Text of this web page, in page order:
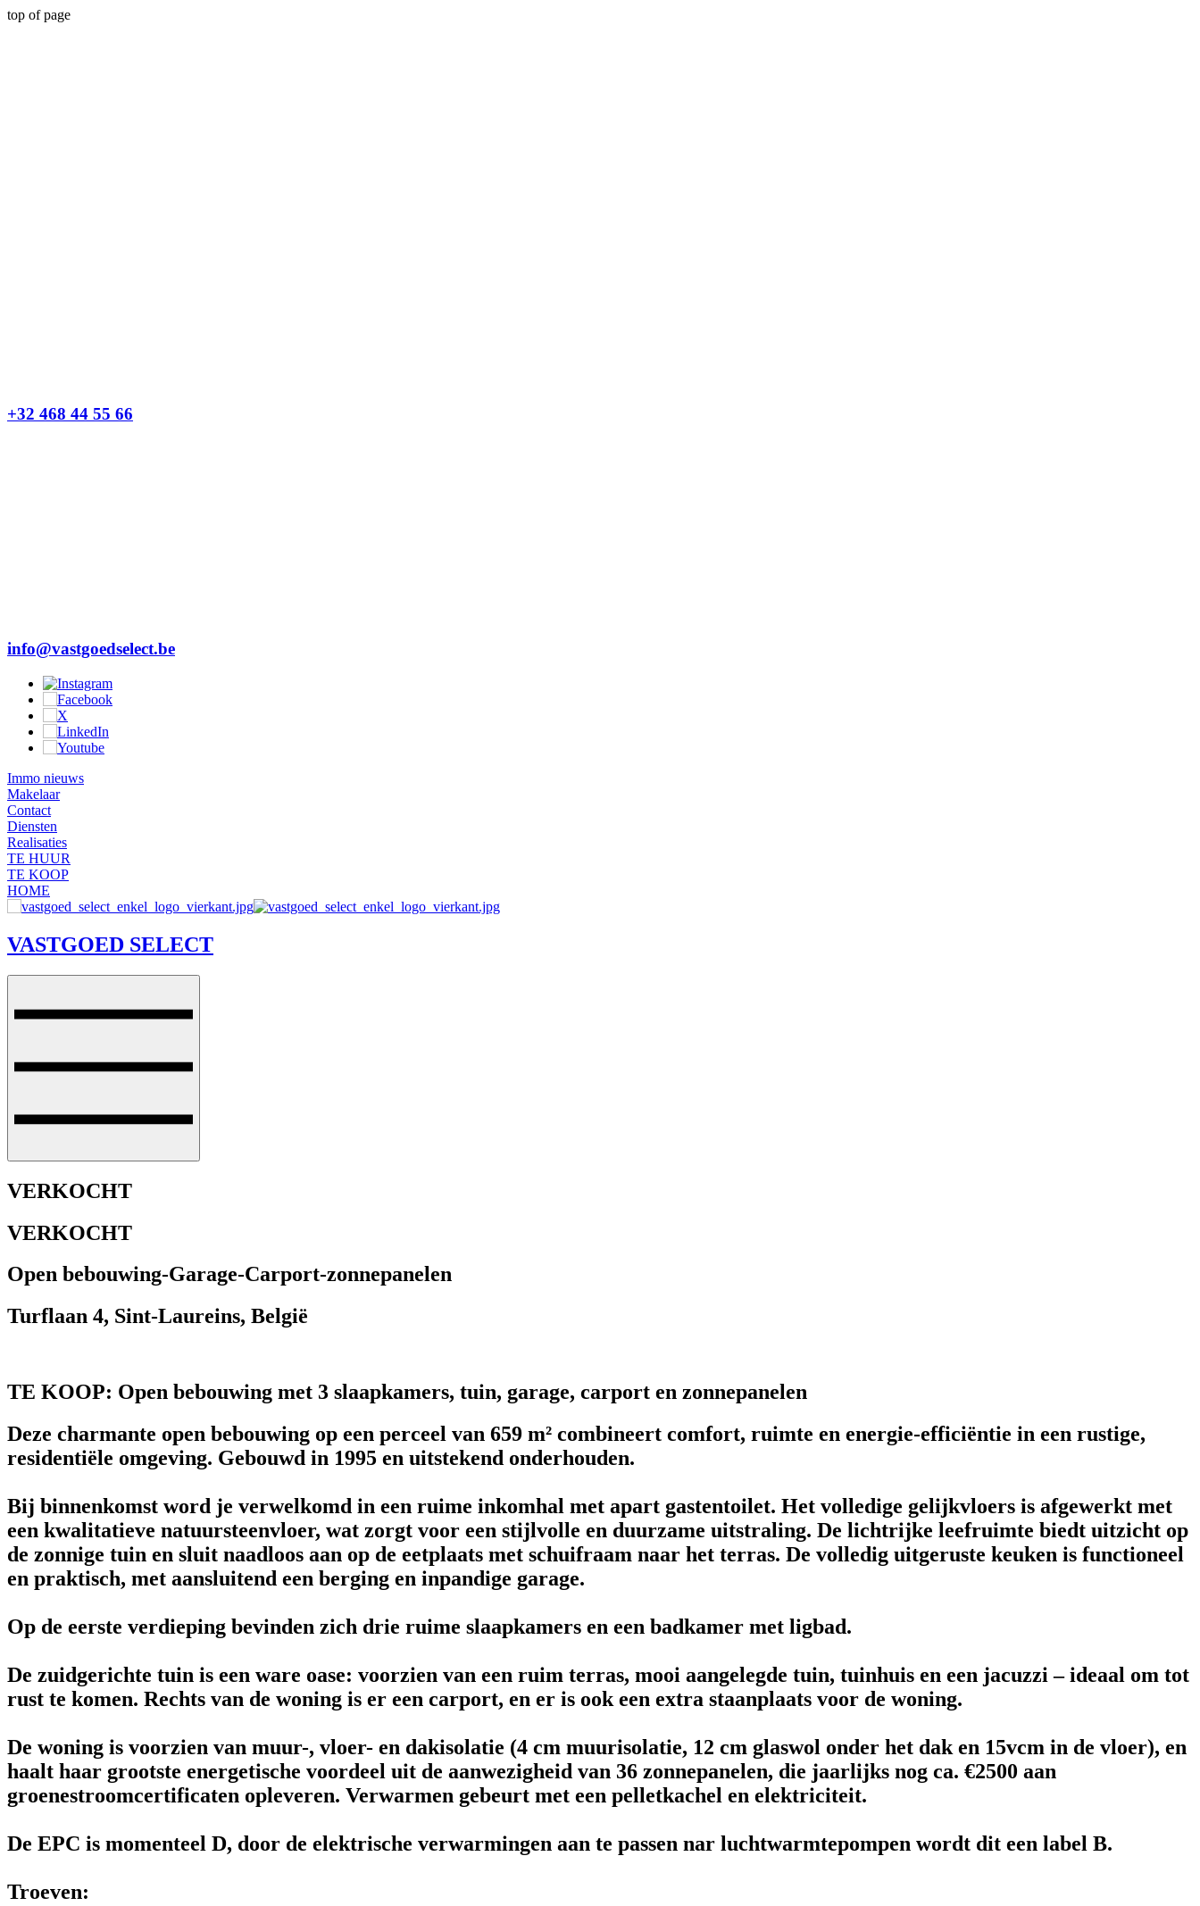
top of page
+32 468 44 55 66
info@vastgoedselect.be
Immo nieuws
Makelaar
Contact
Diensten
Realisaties
TE HUUR
TE KOOP
HOME
VASTGOED SELECT
VERKOCHT
VERKOCHT
Open bebouwing-Garage-Carport-zonnepanelen
Turflaan 4, Sint-Laureins, België
TE KOOP: Open bebouwing met 3 slaapkamers, tuin, garage, carport en zonnepanelen
Deze charmante open bebouwing op een perceel van 659 m² combineert comfort, ruimte en energie-efficiëntie in een rustige,
residentiële omgeving. Gebouwd in 1995 en uitstekend onderhouden.
Bij binnenkomst word je verwelkomd in een ruime inkomhal met apart gastentoilet. Het volledige gelijkvloers is afgewerkt met
een kwalitatieve natuursteenvloer, wat zorgt voor een stijlvolle en duurzame uitstraling. De lichtrijke leefruimte biedt uitzicht op
de zonnige tuin en sluit naadloos aan op de eetplaats met schuifraam naar het terras. De volledig uitgeruste keuken is functioneel
en praktisch, met aansluitend een berging en inpandige garage.
Op de eerste verdieping bevinden zich drie ruime slaapkamers en een badkamer met ligbad.
De zuidgerichte tuin is een ware oase: voorzien van een ruim terras, mooi aangelegde tuin, tuinhuis en een jacuzzi – ideaal om tot
rust te komen. Rechts van de woning is er een carport, en er is ook een extra staanplaats voor de woning.
De woning is voorzien van muur-, vloer- en dakisolatie (4 cm muurisolatie, 12 cm glaswol onder het dak en 15vcm in de vloer), en
haalt haar grootste energetische voordeel uit de aanwezigheid van 36 zonnepanelen, die jaarlijks nog ca. €2500 aan
groenestroomcertificaten opleveren. Verwarmen gebeurt met een pelletkachel en elektriciteit.
De EPC is momenteel D, door de elektrische verwarmingen aan te passen nar luchtwarmtepompen wordt dit een label B.
Troeven: